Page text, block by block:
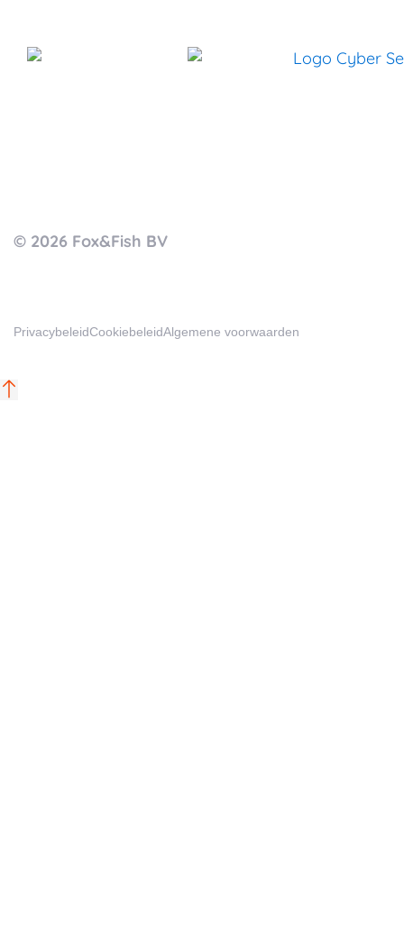
© 2026 Fox&Fish BV
PrivacybeleidCookiebeleidAlgemene voorwaarden